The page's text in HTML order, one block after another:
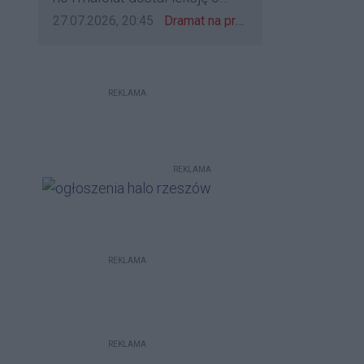
udzieleniu pierwszeństwa
Data dodania komentarza:
27.07.2026, 20:45 Źródło komentarza:
Dramat na przejeździe w Rzeszowie. 16-latek na hulajnodze wjechał wprost pod szynobus
REKLAMA
REKLAMA
REKLAMA
REKLAMA